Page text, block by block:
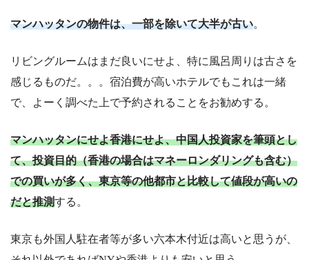
マンハッタンの物件は、一部を除いて大半が古い。
リビングルームはまだ良いにせよ、特に風呂周りは古さを
感じるものだ。。。宿泊費が高いホテルでもこれは一緒
で、よーく調べた上で予約されることをお勧めする。
マンハッタンにせよ香港にせよ、中国人投資家を筆頭とし
て、投資目的（香港の場合はマネーロンダリングも含む）
での買いが多く、東京等の他都市と比較して値段が高いの
だと推測する。
東京も外国人駐在者等が多い六本木付近は高いと思うが、